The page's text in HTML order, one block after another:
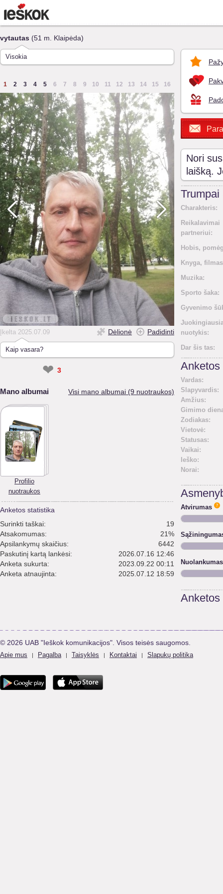
vytautas (51 m. Klaipėda)
Visokia
1 2 3 4 5 6 7 8 9 10 11 12 13 14 15 16
Įkelta 2025.07.09 Dėlionė Padidinti
Kaip vasara?
❤ 3
Mano albumai Visi mano albumai (9 nuotraukos)
Profilio
nuotraukos
Anketos statistika
Surinkti taškai:
19
Atsakomumas:
21%
Apsilankymų skaičius:
6442
Paskutinį kartą lankėsi:
2026.07.16 12:46
Anketa sukurta:
2023.09.22 00:11
Anketa atnaujinta:
2025.07.12 18:59
Nori
laišką.
Trumpai
Charakteris:
Reikalavimai
partneriui:
Hobis,
Knyga,
Muzika:
Sporto šaka:
Gyvenimo
nuotykis:
Dar šis tas:
Anketos
Vardas:
Slapyvardis:
Amžius:
Gimimo
Zodiakas:
Vietovė:
Statusas:
Vaikai:
Ieško:
Norai:
Atvirumas
Nuolankumas
Anketos
© 2026 UAB "Ieškok komunikacijos". Visos teisės saugomos.
Apie mus | Pagalba | Taisyklės | Kontaktai | Slapukų politika